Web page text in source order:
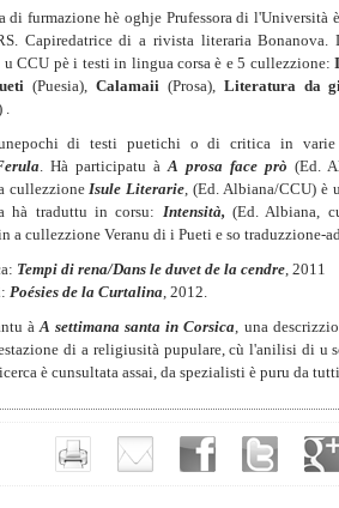
di furmazione hè oghje Prufessora di
Capiredatrice di a rivista literaria
CCU pè i testi in lingua corsa è e 5 cullezzione:
(Puesia),Calamaii (Prosa), Literatura da
.
di testi puetichi o di critica in
. Hà participatu àA prosa face prò (Ed.
cullezzioneIsule Literarie, (Ed. Albiana/CCU) è
hà traduttu in corsu: Intensità,(Ed. Albiana,
a cullezzione Veranu di i Pueti e so traduzzione-
Tempi di rena/Dans le duvet de la cendre, 2011
Poésies de la Curtalina, 2012.
àA settimana santa in Corsica, una
di a religiusità pupulare, cù l'anilisi di u
è cunsultata assai, da spezialisti è puru da